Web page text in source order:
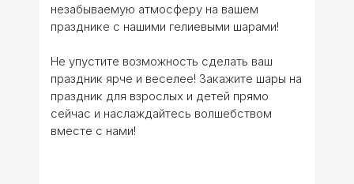
незабываемую атмосферу на вашем
празднике с нашими гелиевыми шарами!
Не упустите возможность сделать ваш
праздник ярче и веселее! Закажите шары на
праздник для взрослых и детей прямо
сейчас и наслаждайтесь волшебством
вместе с нами!